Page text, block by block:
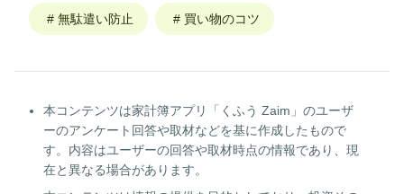
# 無駄遣い防止 # 買い物のコツ
本コンテンツは家計簿アプリ「くふう Zaim」のユーザ
ーのアンケート回答や取材などを基に作成したもので
す。内容はユーザーの回答や取材時点の情報であり、現
在と異なる場合があります。